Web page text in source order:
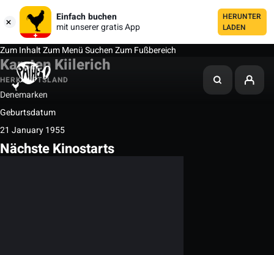
Einfach buchen
mit unserer gratis App
HERUNTER
LADEN
Zum InhaltZum MenüSuchenZum Fußbereich
Karsten Kiilerich
HERKUNFTSLAND
Denemarken
Geburtsdatum
21 January 1955
Nächste Kinostarts